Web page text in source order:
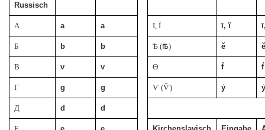
Russisch
А a a І, Ї ī, ï
Б b b Ѣ (Ꙓ) ě ě
В v v Ѳ ḟ ḟ
Г g g Ѵ (Ѷ) ẏ ẏ
Д d d